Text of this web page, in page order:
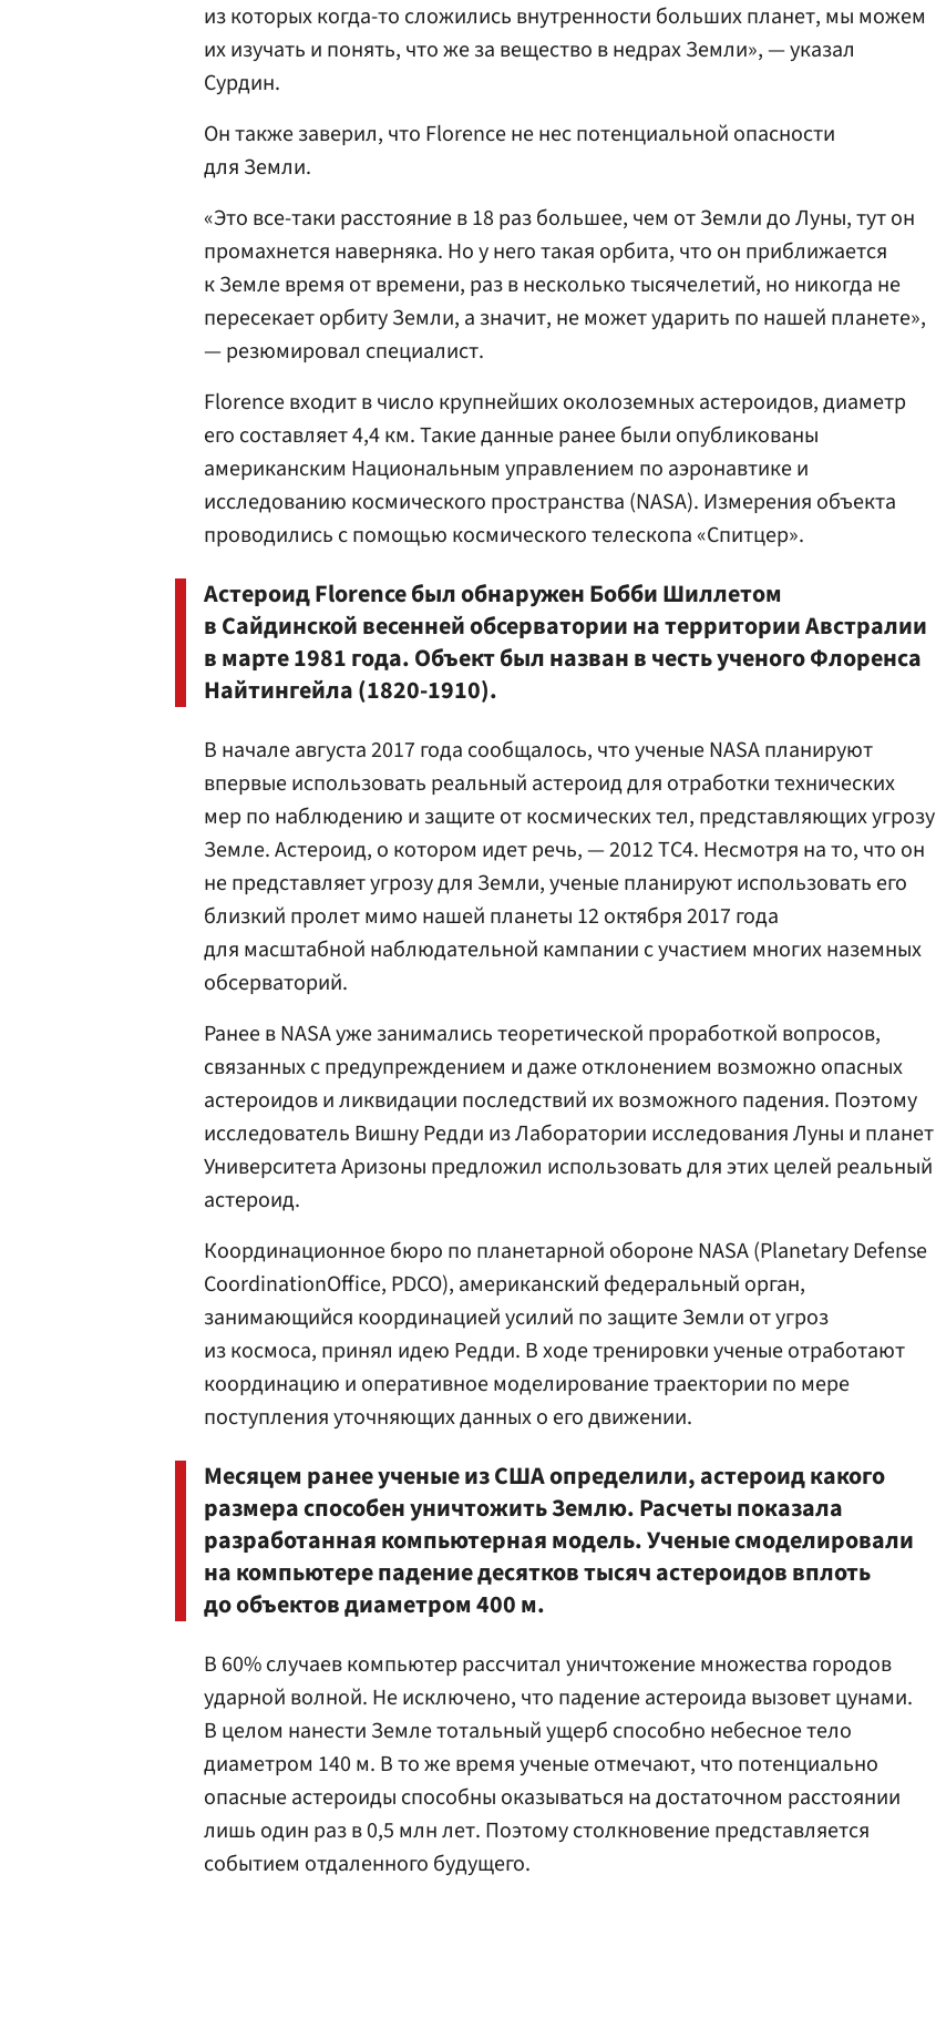
из которых когда-то сложились внутренности больших планет, мы можем
их изучать и понять, что же за вещество в недрах Земли», — указал
Сурдин.
Он также заверил, что Florence не нес потенциальной опасности
для Земли.
«Это все-таки расстояние в 18 раз большее, чем от Земли до Луны, тут он
промахнется наверняка. Но у него такая орбита, что он приближается
к Земле время от времени, раз в несколько тысячелетий, но никогда не
пересекает орбиту Земли, а значит, не может ударить по нашей планете»,
— резюмировал специалист.
Florence входит в число крупнейших околоземных астероидов, диаметр
его составляет 4,4 км. Такие данные ранее были опубликованы
американским Национальным управлением по аэронавтике и
исследованию космического пространства (NASA). Измерения объекта
проводились с помощью космического телескопа «Спитцер».
Астероид Florence был обнаружен Бобби Шиллетом
в Сайдинской весенней обсерватории на территории Австралии
в марте 1981 года. Объект был назван в честь ученого Флоренса
Найтингейла (1820-1910).
В начале августа 2017 года сообщалось, что ученые NASA планируют
впервые использовать реальный астероид для отработки технических
мер по наблюдению и защите от космических тел, представляющих угрозу
Земле. Астероид, о котором идет речь, — 2012 TC4. Несмотря на то, что он
не представляет угрозу для Земли, ученые планируют использовать его
близкий пролет мимо нашей планеты 12 октября 2017 года
для масштабной наблюдательной кампании с участием многих наземных
обсерваторий.
Ранее в NASA уже занимались теоретической проработкой вопросов,
связанных с предупреждением и даже отклонением возможно опасных
астероидов и ликвидации последствий их возможного падения. Поэтому
исследователь Вишну Редди из Лаборатории исследования Луны и планет
Университета Аризоны предложил использовать для этих целей реальный
астероид.
Координационное бюро по планетарной обороне NASA (Planetary Defense
CoordinationOffice, PDCO), американский федеральный орган,
занимающийся координацией усилий по защите Земли от угроз
из космоса, принял идею Редди. В ходе тренировки ученые отработают
координацию и оперативное моделирование траектории по мере
поступления уточняющих данных о его движении.
Месяцем ранее ученые из США определили, астероид какого
размера способен уничтожить Землю. Расчеты показала
разработанная компьютерная модель. Ученые смоделировали
на компьютере падение десятков тысяч астероидов вплоть
до объектов диаметром 400 м.
В 60% случаев компьютер рассчитал уничтожение множества городов
ударной волной. Не исключено, что падение астероида вызовет цунами.
В целом нанести Земле тотальный ущерб способно небесное тело
диаметром 140 м. В то же время ученые отмечают, что потенциально
опасные астероиды способны оказываться на достаточном расстоянии
лишь один раз в 0,5 млн лет. Поэтому столкновение представляется
событием отдаленного будущего.